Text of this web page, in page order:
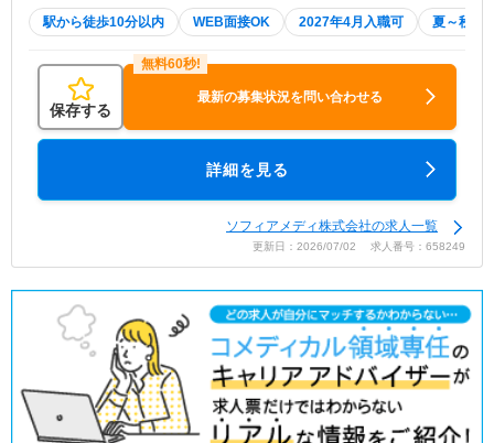
駅から徒歩10分以内 WEB面接OK 2027年4月入職可 夏～秋入
保存する
最新の募集状況を問い合わせる
詳細を見る
ソフィアメディ株式会社の求人一覧
更新日：2026/07/02 求人番号：658249